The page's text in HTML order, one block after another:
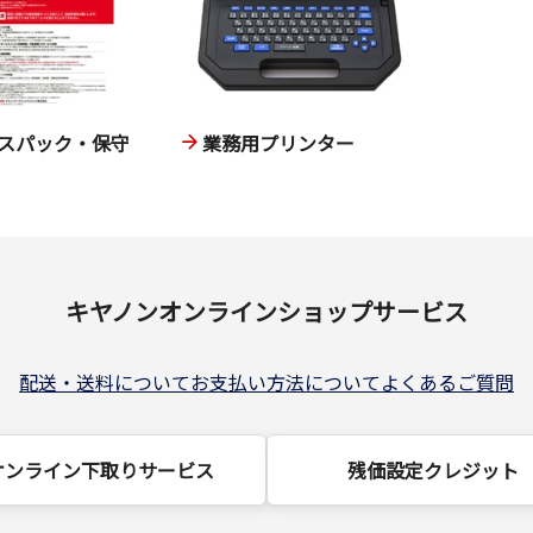
パック・保守 業務用プリンター
キヤノンオンラインショップサービス
配送・送料についてお支払い方法についてよくあるご質問
ライン下取りサービス 残価設定クレジット